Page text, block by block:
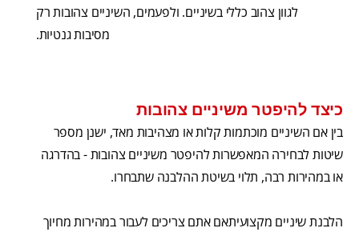
לגוון צהוב כללי בשיניים. ולפעמים, השיניים צהובות רק
מסיבות גנטיות.
כיצד להיפטר משיניים צהובות
בין אם השיניים מוכתמות קלות או מצהיבות מאד, ישנן מספר
שיטות לבחירה המאפשרות להיפטר משיניים צהובות - בהדרגה
או במהירות רבה, תלוי בשיטת ההלבנה שתבחרו.
הלבנת שיניים מקצועיתאם אתם צריכים לעבור במהירות מחיוך